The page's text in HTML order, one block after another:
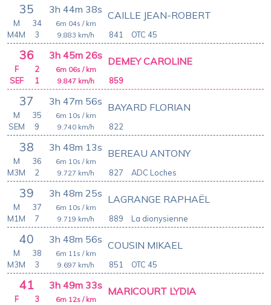
35 3h 44m 38s
841
CAILLE JEAN-ROBERT
6m 04s / km
9.883 km/h
M
34
M4M
3 OTC 45
36 3h 45m 26s
859
DEMEY CAROLINE
6m 06s / km
9.847 km/h
F
2
SEF
1
37 3h 47m 56s
822
BAYARD FLORIAN
6m 10s / km
9.740 km/h
M
35
SEM
9
38 3h 48m 13s
827
BEREAU ANTONY
6m 10s / km
9.727 km/h
M
36
M3M
2 ADC Loches
39 3h 48m 25s
889
LAGRANGE RAPHAËL
6m 10s / km
9.719 km/h
M
37
M1M
7 La dionysienne
40 3h 48m 56s
851
COUSIN MIKAEL
6m 11s / km
9.697 km/h
M
38
M3M
3 OTC 45
41 3h 49m 33s MARICOURT LYDIA
6m 12s / km
F
3